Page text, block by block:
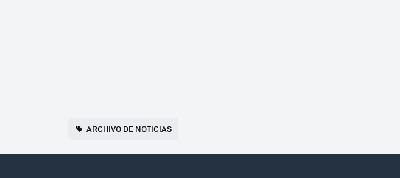
ARCHIVO DE NOTICIAS